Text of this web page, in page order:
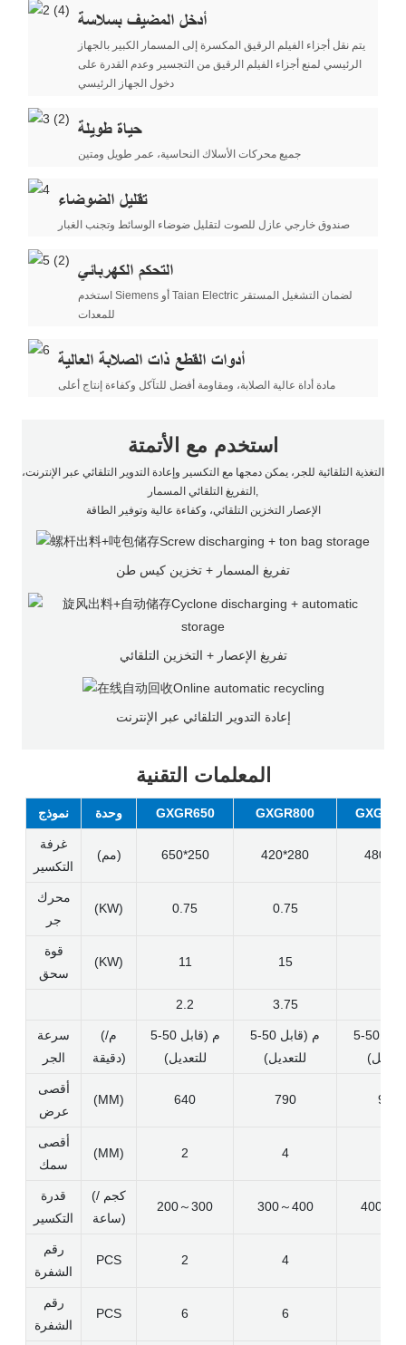
أدخل المضيف بسلاسة
يتم نقل أجزاء الفيلم الرقيق المكسرة إلى المسمار الكبير بالجهاز
الرئيسي لمنع أجزاء الفيلم الرقيق من التجسير وعدم القدرة على
دخول الجهاز الرئيسي
حياة طويلة
جميع محركات الأسلاك النحاسية، عمر طويل ومتين
تقليل الضوضاء
صندوق خارجي عازل للصوت لتقليل ضوضاء الوسائط وتجنب الغبار
التحكم الكهربائي
استخدم Siemens أو Taian Electric لضمان التشغيل المستقر
للمعدات
أدوات القطع ذات الصلابة العالية
مادة أداة عالية الصلابة، ومقاومة أفضل للتآكل وكفاءة إنتاج أعلى
استخدم مع الأتمتة
التغذية التلقائية للجر، يمكن دمجها مع التكسير وإعادة التدوير التلقائي عبر الإنترنت،
التفريغ التلقائي المسمار,
الإعصار التخزين التلقائي، وكفاءة عالية وتوفير الطاقة
تفريغ المسمار + تخزين كيس طن
تفريغ الإعصار + التخزين التلقائي
إعادة التدوير التلقائي عبر الإنترنت
المعلمات التقنية
نموذج وحدة GXGR650 GXGR800
غرفة
التكسير
(مم) 650*250 420*280
محرك
جر
(KW) 0.75 0.75
قوة
سحق
(KW) 11 15
2.2 3.75
سرعة
الجر
(م/
دقيقة)
5-50 م (قابل
للتعديل)
5-50 م (قابل
للتعديل)
5-50 م (قابل
أقصى
عرض
(MM) 640 790 980
أقصى
سمك
(MM) 2 4
قدرة
التكسير
(كجم /
ساعة)
200～300 300～400 400～
رقم
الشفرة
PCS 2 4
رقم
الشفرة
PCS 6 6